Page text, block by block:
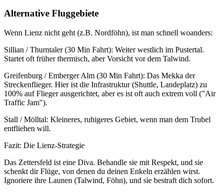
Alternative Fluggebiete
Wenn Lienz nicht geht (z.B. Nordföhn), ist man schnell woanders:
Sillian / Thurntaler (30 Min Fahrt): Weiter westlich im Pustertal.
Startet oft früher thermisch, aber Vorsicht vor dem Talwind.
Greifenburg / Emberger Alm (30 Min Fahrt): Das Mekka der
Streckenflieger. Hier ist die Infrastruktur (Shuttle, Landeplatz) zu
100% auf Flieger ausgerichtet, aber es ist oft auch extrem voll ("Air
Traffic Jam").
Stall / Mölltal: Kleineres, ruhigeres Gebiet, wenn man dem Trubel
entfliehen will.
Fazit: Die Lienz-Strategie
Das Zettersfeld ist eine Diva. Behandle sie mit Respekt, und sie
schenkt dir Flüge, von denen du deinen Enkeln erzählen wirst.
Ignoriere ihre Launen (Talwind, Föhn), und sie bestraft dich sofort.